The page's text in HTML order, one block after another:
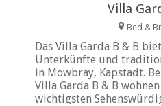
Villa
Bed &
Das Villa Garda B & B
Unterkünfte und
in Mowbray, Kapstadt.
Villa Garda B & B
wichtigsten